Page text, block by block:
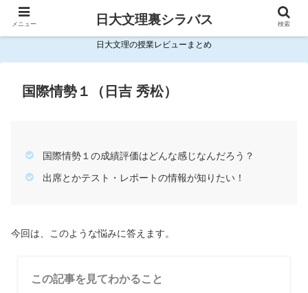
日大文理の授業レビューまとめ
国際情勢１（日吉 秀松）
国際情勢１の成績評価はどんな感じなんだろう？
出席とかテスト・レポートの情報が知りたい！
今回は、このような悩みに答えます。
この記事を見てわかること
メニュー 日大文理裏シラバス 検索